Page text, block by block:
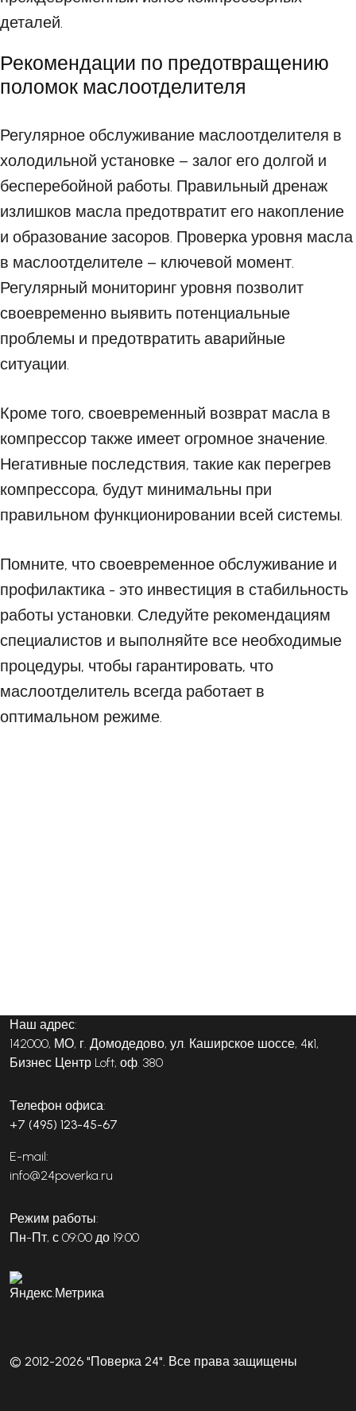
деталей.
Рекомендации по предотвращению
поломок маслоотделителя
Регулярное обслуживание маслоотделителя в
холодильной установке – залог его долгой и
бесперебойной работы. Правильный дренаж
излишков масла предотвратит его накопление
и образование засоров. Проверка уровня масла
в маслоотделителе – ключевой момент.
Регулярный мониторинг уровня позволит
своевременно выявить потенциальные
проблемы и предотвратить аварийные
ситуации.
Кроме того, своевременный возврат масла в
компрессор также имеет огромное значение.
Негативные последствия, такие как перегрев
компрессора, будут минимальны при
правильном функционировании всей системы.
Помните, что своевременное обслуживание и
профилактика - это инвестиция в стабильность
работы установки. Следуйте рекомендациям
специалистов и выполняйте все необходимые
процедуры, чтобы гарантировать, что
маслоотделитель всегда работает в
оптимальном режиме.
Наш адрес:
142000, МО, г. Домодедово, ул. Каширское шоссе, 4к1,
Бизнес Центр Loft, оф. 380
Телефон офиса:
+7 (495) 123-45-67
E-mail:
info@24poverka.ru
Режим работы:
Пн-Пт, с 09:00 до 19:00
© 2012-2026 "Поверка 24". Все права защищены